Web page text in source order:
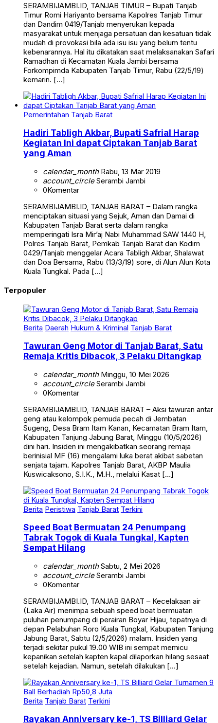
SERAMBIJAMBI.ID, TANJAB TIMUR – Bupati Tanjab
Timur Romi Hariyanto bersama Kapolres Tanjab Timur
dan Dandim 0419/Tanjab menyerukan kepada
masyarakat untuk menjaga persatuan dan kesatuan tidak
mudah di provokasi bila ada isu isu yang belum tentu
kebenarannya. Hal itu dikatakan saat melaksanakan Safari
Ramadhan di Kecamatan Kuala Jambi bersama
Forkompimda Kabupaten Tanjab Timur, Rabu (22/5/19)
kemarin. […]
Pemerintahan Tanjab Barat
Hadiri Tabligh Akbar, Bupati Safrial Harap
Kegiatan Ini dapat Ciptakan Tanjab Barat
yang Aman
calendar_monthRabu, 13 Mar 2019
account_circleSerambi Jambi
0Komentar
SERAMBIJAMBI.ID, TANJAB BARAT – Dalam rangka
menciptakan situasi yang Sejuk, Aman dan Damai di
Kabupaten Tanjab Barat serta dalam rangka
memperingati Isra Mir’aj Nabi Muhammad SAW 1440 H,
Polres Tanjab Barat, Pemkab Tanjab Barat dan Kodim
0429/Tanjab menggelar Acara Tabligh Akbar, Shalawat
dan Doa Bersama, Rabu (13/3/19) sore, di Alun Alun Kota
Kuala Tungkal. Pada […]
Terpopuler
Berita Daerah Hukum & Kriminal Tanjab Barat
Tawuran Geng Motor di Tanjab Barat, Satu
Remaja Kritis Dibacok, 3 Pelaku Ditangkap
calendar_monthMinggu, 10 Mei 2026
account_circleSerambi Jambi
0Komentar
SERAMBIJAMBI.ID, TANJAB BARAT – Aksi tawuran antar
geng atau kelompok pemuda pecah di Jembatan
Sugeng, Desa Bram Itam Kanan, Kecamatan Bram Itam,
Kabupaten Tanjung Jabung Barat, Minggu (10/5/2026)
dini hari. Insiden ini mengakibatkan seorang remaja
berinisial MF (16) mengalami luka berat akibat sabetan
senjata tajam. Kapolres Tanjab Barat, AKBP Maulia
Kuswicaksono, S.I.K., M.H., melalui Kasat […]
Berita Peristiwa Tanjab Barat Terkini
Speed Boat Bermuatan 24 Penumpang
Tabrak Togok di Kuala Tungkal, Kapten
Sempat Hilang
calendar_monthSabtu, 2 Mei 2026
account_circleSerambi Jambi
0Komentar
SERAMBIJAMBI.ID, TANJAB BARAT – Kecelakaan air
(Laka Air) menimpa sebuah speed boat bermuatan
puluhan penumpang di perairan Boyar Hijau, tepatnya di
depan Pelabuhan Roro Kuala Tungkal, Kabupaten Tanjung
Jabung Barat, Sabtu (2/5/2026) malam. Insiden yang
terjadi sekitar pukul 19.00 WIB ini sempat memicu
kepanikan setelah kapten kapal dilaporkan hilang sesaat
setelah kejadian. Namun, setelah dilakukan […]
Berita Tanjab Barat Terkini
Rayakan Anniversary ke-1, TS Billiard Gelar